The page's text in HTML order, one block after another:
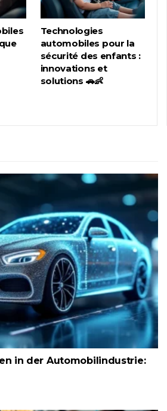
Technologies
automobiles pour la
sécurité des enfants :
innovations et
solutions 🚗👶
in der Automobilindustrie: